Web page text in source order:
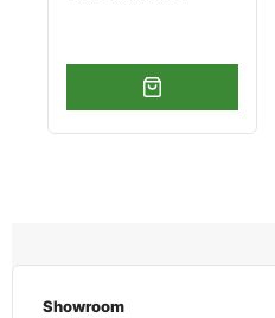
Showroom